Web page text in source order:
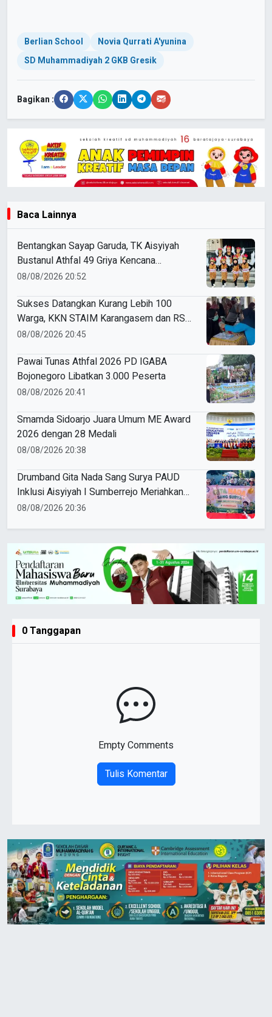
Berlian School
Novia Qurrati A'yunina
SD Muhammadiyah 2 GKB Gresik
Bagikan :
Baca Lainnya
Bentangkan Sayap Garuda, TK Aisyiyah
Bustanul Athfal 49 Griya Kencana
Driyorejo Perdana Ikut Karnaval Budaya di
08/08/2026 20:52
Sukses Datangkan Kurang Lebih 100
Warga, KKN STAIM Karangasem dan RS
Arsy Gelar Cek Kesehatan Gratis di
08/08/2026 20:45
Pawai Tunas Athfal 2026 PD IGABA
Bojonegoro Libatkan 3.000 Peserta
08/08/2026 20:41
Smamda Sidoarjo Juara Umum ME Award
2026 dengan 28 Medali
08/08/2026 20:38
Drumband Gita Nada Sang Surya PAUD
Inklusi Aisyiyah I Sumberrejo Meriahkan
Pawai Tunas Athfal Bojonegoro
08/08/2026 20:36
0 Tanggapan
Empty Comments
Tulis Komentar